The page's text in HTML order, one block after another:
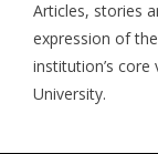
Articles, stories
expression of
institution’s
University.